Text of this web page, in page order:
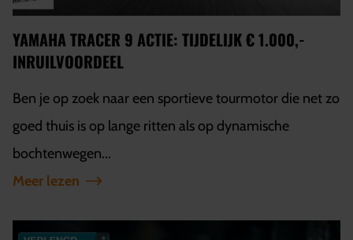
YAMAHA TRACER 9 ACTIE: TIJDELIJK € 1.000,-
INRUILVOORDEEL
Ben je op zoek naar een sportieve tourmotor die net zo
goed thuis is op lange ritten als op dynamische
bochtenwegen...
Meer lezen